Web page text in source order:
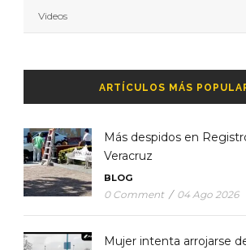
Videos
ARTÍCULOS MÁS
Más despidos en
Veracruz
BLOG
0 Comment / 04 Ago 2026
Mujer intenta arrojarse